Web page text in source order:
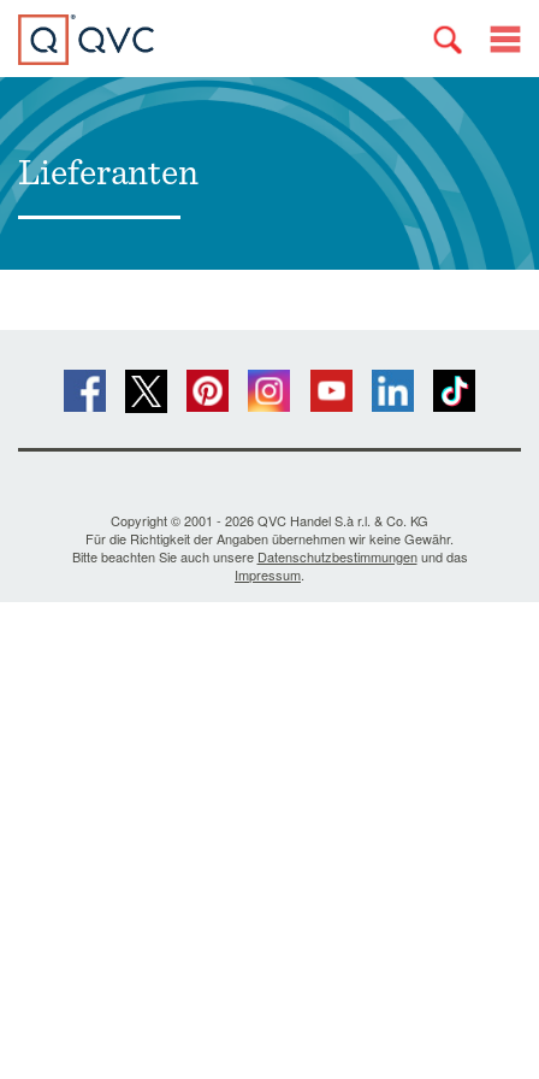
Lieferanten
Copyright © 2001 - 2026 QVC Handel S.à r.l. & Co. KG
Für die Richtigkeit der Angaben übernehmen wir keine Gewähr.
Bitte beachten Sie auch unsere Datenschutzbestimmungenund das
Impressum.